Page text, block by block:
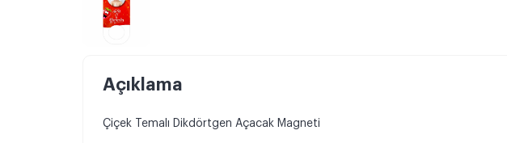
Açıklama
Çiçek Temalı Dikdörtgen Açacak Magneti